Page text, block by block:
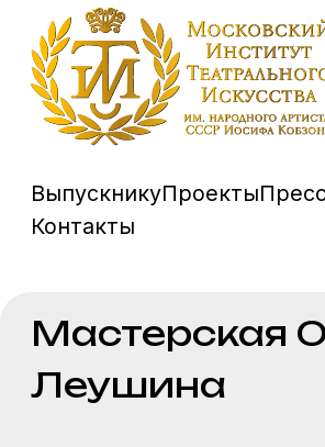
ВыпускникуПроекты ПрессаТеатрДПО
Мастерская